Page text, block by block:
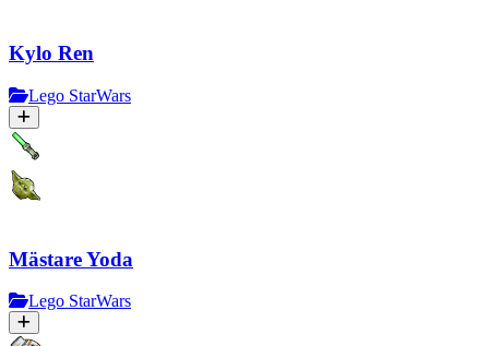
Kylo Ren
Lego StarWars
Mästare Yoda
Lego StarWars